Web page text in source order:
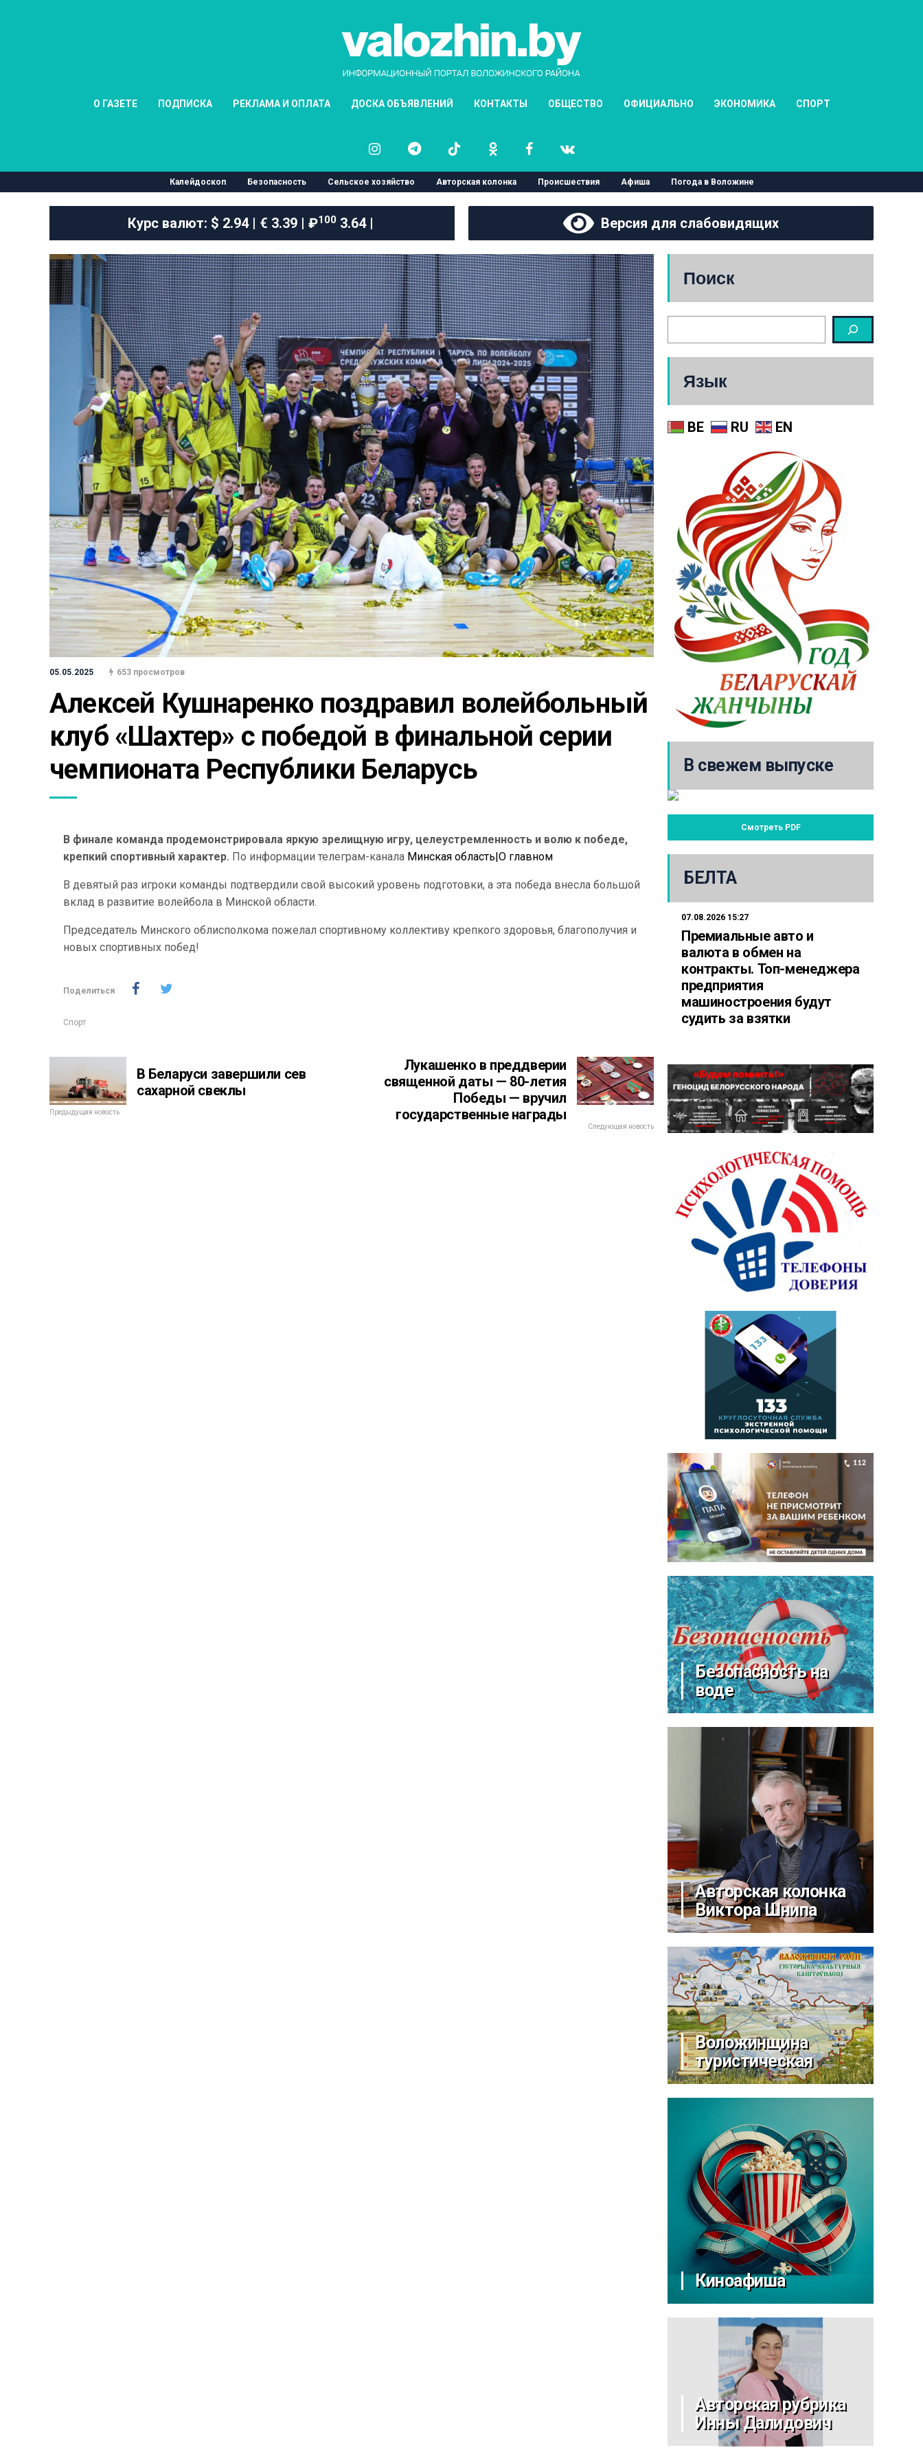
О ГАЗЕТЕ ПОДПИСКА РЕКЛАМА И ОПЛАТА ДОСКА ОБЪЯВЛЕНИЙ КОНТАКТЫ ОБЩЕСТВО ОФИЦИАЛЬНО ЭКОНОМИКА СПОРТ
Калейдоскоп Безопасность Сельское хозяйство Авторская колонка Происшествия Афиша Погода в Воложине
Курс валют: $ 2.94 | € 3.39 | ₽1003.64 | Версия для слабовидящих
05.05.2025 653 просмотров
Алексей Кушнаренко поздравил волейбольный
клуб «Шахтер» с победой в финальной серии
чемпионата Республики Беларусь
В финале команда продемонстрировала яркую зрелищную игру, целеустремленность и волю к победе,
крепкий спортивный характер. По информации телеграм-канала Минская область|О главном
В девятый раз игроки команды подтвердили свой высокий уровень подготовки, а эта победа внесла большой
вклад в развитие волейбола в Минской области.
Председатель Минского облисполкома пожелал спортивному коллективу крепкого здоровья, благополучия и
новых спортивных побед!
Поделиться
Спорт
В Беларуси завершили сев
сахарной свеклы
Предыдущая новость
Лукашенко в преддверии
священной даты — 80-летия
Победы — вручил
государственные награды
Следующая новость
Поиск
Язык
BE RU EN
В свежем выпуске
Смотреть PDF
БЕЛТА
07.08.2026 15:27
Премиальные авто и
валюта в обмен на
контракты. Топ-менеджера
предприятия
машиностроения будут
судить за взятки
Безопасность на
воде
Авторская колонка
Виктора Шнипа
Воложинщина
туристическая
Киноафиша
Авторская рубрика
Инны Далидович